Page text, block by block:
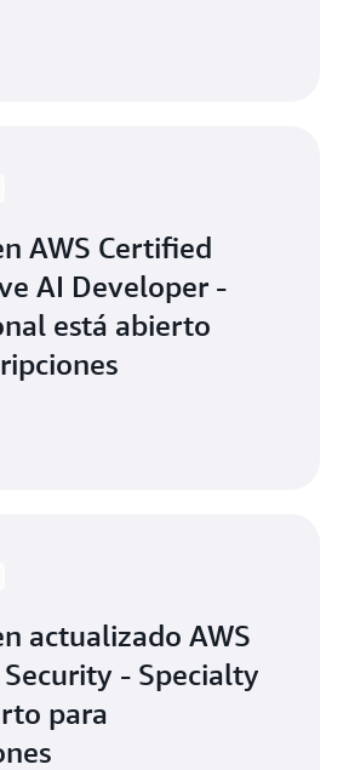
AWS Certified
AI Developer -
está abierto
actualizado AWS
- Specialty
para